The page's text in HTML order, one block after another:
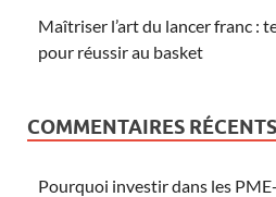
Maîtriser l’art du lancer franc :
pour réussir au basket
COMMENTAIRES RÉCENTS
Pourquoi investir dans les